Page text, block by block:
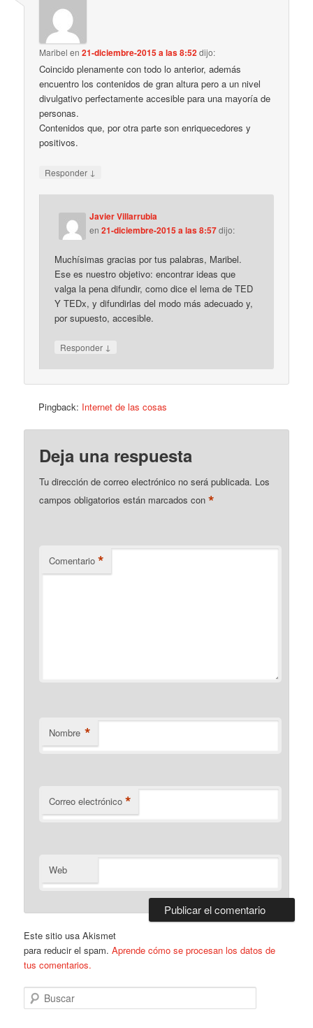
Maribel en21-diciembre-2015 a las 8:52dijo:
Coincido plenamente con todo lo anterior, además
encuentro los contenidos de gran altura pero a un nivel
divulgativo perfectamente accesible para una mayoría de
personas.
Contenidos que, por otra parte son enriquecedores y
positivos.
Responder ↓
Javier Villarrubia
en21-diciembre-2015 a las 8:57dijo:
Muchísimas gracias por tus palabras, Maribel.
Ese es nuestro objetivo: encontrar ideas que
valga la pena difundir, como dice el lema de TED
Y TEDx, y difundirlas del modo más adecuado y,
por supuesto, accesible.
Responder ↓
Pingback: Internet de las cosas
Deja una respuesta
Tu dirección de correo electrónico no será publicada. Los
campos obligatorios están marcados con*
Comentario *
Nombre *
Correo electrónico *
Web
Este sitio usa Akismet
para reducir el spam.Aprende cómo se procesan los datos de
tus comentarios.
u